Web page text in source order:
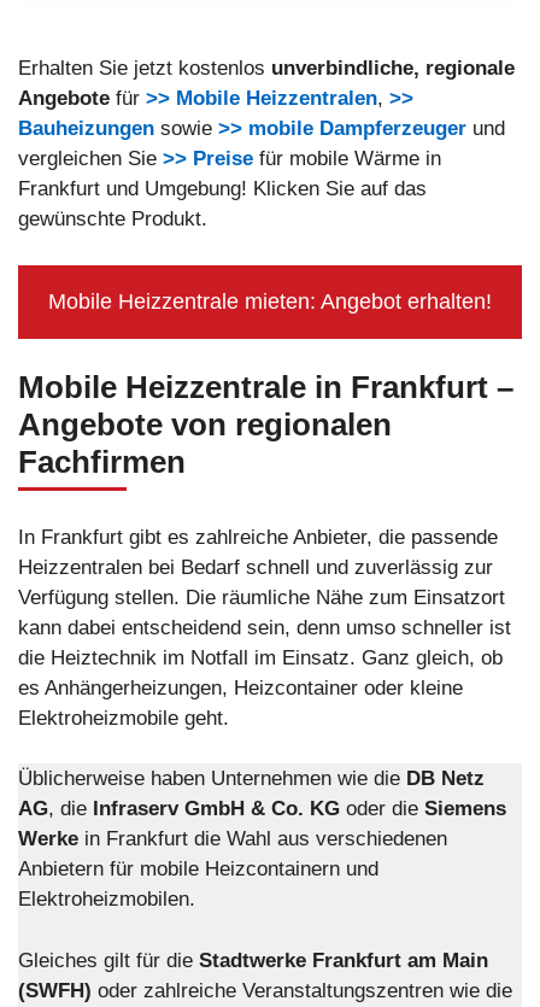
Erhalten Sie jetzt kostenlos unverbindliche, regionale
Angebote für >> Mobile Heizzentralen, >>
Bauheizungen sowie >> mobile Dampferzeuger und
vergleichen Sie >> Preise für mobile Wärme in
Frankfurt und Umgebung! Klicken Sie auf das
gewünschte Produkt.
Mobile Heizzentrale mieten: Angebot erhalten!
Mobile Heizzentrale in Frankfurt –
Angebote von regionalen
Fachfirmen
In Frankfurt gibt es zahlreiche Anbieter, die passende
Heizzentralen bei Bedarf schnell und zuverlässig zur
Verfügung stellen. Die räumliche Nähe zum Einsatzort
kann dabei entscheidend sein, denn umso schneller ist
die Heiztechnik im Notfall im Einsatz. Ganz gleich, ob
es Anhängerheizungen, Heizcontainer oder kleine
Elektroheizmobile geht.
Üblicherweise haben Unternehmen wie die DB Netz
AG, die Infraserv GmbH & Co. KG oder die Siemens
Werke in Frankfurt die Wahl aus verschiedenen
Anbietern für mobile Heizcontainern und
Elektroheizmobilen.
Gleiches gilt für die Stadtwerke Frankfurt am Main
(SWFH) oder zahlreiche Veranstaltungszentren wie die